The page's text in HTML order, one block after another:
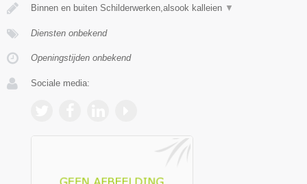
Binnen en buiten Schilderwerken,alsook kalleien ▼
Diensten onbekend
Openingstijden onbekend
Sociale media: